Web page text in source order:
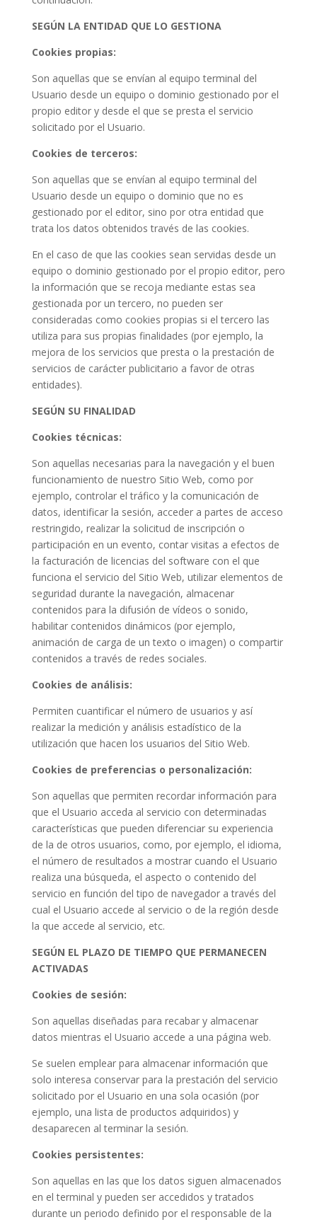
SEGÚN LA ENTIDAD QUE LO GESTIONA
Cookies propias:
Son aquellas que se envían al equipo terminal del
Usuario desde un equipo o dominio gestionado por el
propio editor y desde el que se presta el servicio
solicitado por el Usuario.
Cookies de terceros:
Son aquellas que se envían al equipo terminal del
Usuario desde un equipo o dominio que no es
gestionado por el editor, sino por otra entidad que
trata los datos obtenidos través de las cookies.
En el caso de que las cookies sean servidas desde un
equipo o dominio gestionado por el propio editor, pero
la información que se recoja mediante estas sea
gestionada por un tercero, no pueden ser
consideradas como cookies propias si el tercero las
utiliza para sus propias finalidades (por ejemplo, la
mejora de los servicios que presta o la prestación de
servicios de carácter publicitario a favor de otras
entidades).
SEGÚN SU FINALIDAD
Cookies técnicas:
Son aquellas necesarias para la navegación y el buen
funcionamiento de nuestro Sitio Web, como por
ejemplo, controlar el tráfico y la comunicación de
datos, identificar la sesión, acceder a partes de acceso
restringido, realizar la solicitud de inscripción o
participación en un evento, contar visitas a efectos de
la facturación de licencias del software con el que
funciona el servicio del Sitio Web, utilizar elementos de
seguridad durante la navegación, almacenar
contenidos para la difusión de vídeos o sonido,
habilitar contenidos dinámicos (por ejemplo,
animación de carga de un texto o imagen) o compartir
contenidos a través de redes sociales.
Cookies de análisis:
Permiten cuantificar el número de usuarios y así
realizar la medición y análisis estadístico de la
utilización que hacen los usuarios del Sitio Web.
Cookies de preferencias o personalización:
Son aquellas que permiten recordar información para
que el Usuario acceda al servicio con determinadas
características que pueden diferenciar su experiencia
de la de otros usuarios, como, por ejemplo, el idioma,
el número de resultados a mostrar cuando el Usuario
realiza una búsqueda, el aspecto o contenido del
servicio en función del tipo de navegador a través del
cual el Usuario accede al servicio o de la región desde
la que accede al servicio, etc.
SEGÚN EL PLAZO DE TIEMPO QUE PERMANECEN
ACTIVADAS
Cookies de sesión:
Son aquellas diseñadas para recabar y almacenar
datos mientras el Usuario accede a una página web.
Se suelen emplear para almacenar información que
solo interesa conservar para la prestación del servicio
solicitado por el Usuario en una sola ocasión (por
ejemplo, una lista de productos adquiridos) y
desaparecen al terminar la sesión.
Cookies persistentes:
Son aquellas en las que los datos siguen almacenados
en el terminal y pueden ser accedidos y tratados
durante un periodo definido por el responsable de la